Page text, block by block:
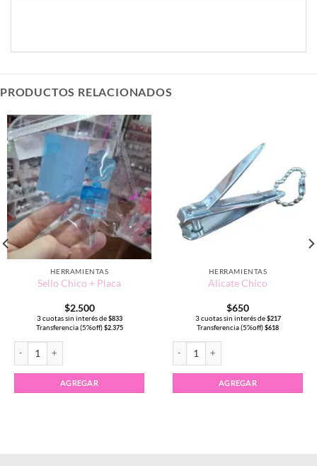
PRODUCTOS RELACIONADOS
HERRAMIENTAS
Sello Chico + Placa
$2.500
3 cuotas sin interés de $833
Transferencia (5%off) $2.375
AGREGAR
HERRAMIENTAS
Alicate Chico
$650
3 cuotas sin interés de $217
Transferencia (5%off) $618
AGREGAR